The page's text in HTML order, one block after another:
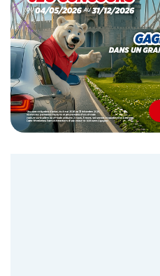
Mai
-
Décembre
2026
Locations